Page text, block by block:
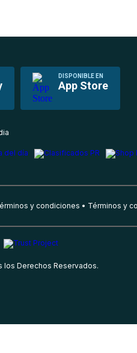
DISPONIBLE EN
App Store
y condiciones Términos y
los Derechos Reservados.